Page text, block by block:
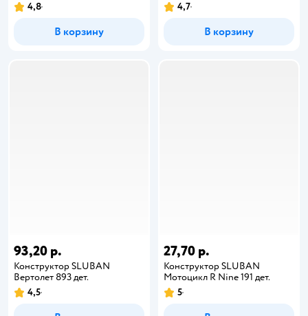
4,8
В корзину
4,7
В корзину
93,20 р.
Конструктор SLUBAN
Вертолет 893 дет.
4,5
27,70 р.
Конструктор SLUBAN
Мотоцикл R Nine 191 дет.
5